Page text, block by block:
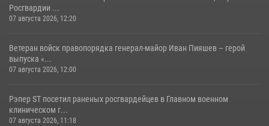
Росгвардии ...
07 августа 2026, 12:20
Ветеран войск правопорядка генерал-майор Иван Пияшев – герой
выпуска «...
07 августа 2026, 12:00
Рэпер ST посетил раненых росгвардейцев в Главном военном
клиническом г...
07 августа 2026, 11:18